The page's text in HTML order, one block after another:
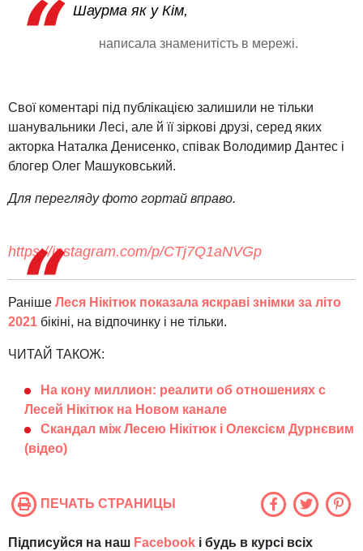
Шаурма як у Кім,
написала знаменитість в мережі.
Свої коментарі під публікацією залишили не тільки
шанувальники Лесі, але й її зіркові друзі, серед яких
акторка Наталка Денисенко, співак Володимир Дантес і
блогер Олег Машуковський.
Для перегляду фото гортай вправо.
https://instagram.com/p/CTj7Q1aNVGp
Раніше Леся Нікітюк показала яскраві знімки за літо
2021 бікіні, на відпочинку і не тільки.
ЧИТАЙ ТАКОЖ:
На кону миллион: реалити об отношениях с
Лесей Нікітюк на Новом канале
Скандал між Лесею Нікітюк і Олексієм Дурнєвим
(відео)
ПЕЧАТЬ СТРАНИЦЫ
Підписуйся на наш Facebook і будь в курсі всіх